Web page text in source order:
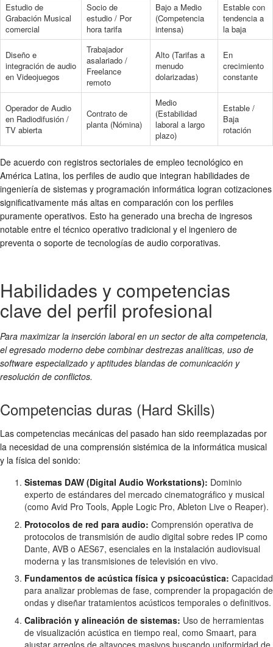
Estudio de
Grabación Musical
comercial
Socio de
estudio / Por
hora tarifa
Bajo a Medio
(Competencia
intensa)
Estable con
tendencia a
la baja
Diseño e
integración de audio
en Videojuegos
Trabajador
asalariado /
Freelance
remoto
Alto (Tarifas a
menudo
dolarizadas)
En
crecimiento
constante
Operador de Audio
en Radiodifusión /
TV abierta
Contrato de
planta (Nómina)
Medio
(Estabilidad
laboral a largo
plazo)
Estable /
Baja
rotación
De acuerdo con registros sectoriales de empleo tecnológico en
América Latina, los perfiles de audio que integran habilidades de
ingeniería de sistemas y programación informática logran cotizaciones
significativamente más altas en comparación con los perfiles
puramente operativos. Esto ha generado una brecha de ingresos
notable entre el técnico operativo tradicional y el ingeniero de
preventa o soporte de tecnologías de audio corporativas.
Habilidades y competencias
clave del perfil profesional
Para maximizar la inserción laboral en un sector de alta competencia,
el egresado moderno debe combinar destrezas analíticas, uso de
software especializado y aptitudes blandas de comunicación y
resolución de conflictos.
Competencias duras (Hard Skills)
Las competencias mecánicas del pasado han sido reemplazadas por
la necesidad de una comprensión sistémica de la informática musical
y la física del sonido:
Sistemas DAW (Digital Audio Workstations): Dominio
experto de estándares del mercado cinematográfico y musical
(como Avid Pro Tools, Apple Logic Pro, Ableton Live o Reaper).
Protocolos de red para audio: Comprensión operativa de
protocolos de transmisión de audio digital sobre redes IP como
Dante, AVB o AES67, esenciales en la instalación audiovisual
moderna y las transmisiones de televisión en vivo.
Fundamentos de acústica física y psicoacústica: Capacidad
para analizar problemas de fase, comprender la propagación de
ondas y diseñar tratamientos acústicos temporales o definitivos.
Calibración y alineación de sistemas: Uso de herramientas
de visualización acústica en tiempo real, como Smaart, para
ajustar arreglos de altavoces masivos buscando uniformidad de